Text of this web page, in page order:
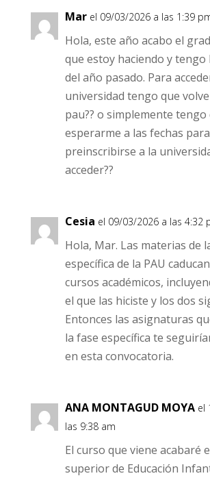
Mar el 09/03/2026 a las 1:39
Hola, este año acabo el
que estoy haciendo y tengo
del año pasado. Para
universidad tengo que
pau?? o simplemente tengo
esperarme a las fechas para
preinscribirse a la
acceder??
Cesia el 09/03/2026 a las 4:32
Hola, Mar. Las materias de
específica de la PAU
cursos académicos,
el que las hiciste y los dos
Entonces las asignaturas
la fase específica te
en esta convocatoria.
ANA MONTAGUD MOYA el
las 9:38 am
El curso que viene acabaré
superior de Educación